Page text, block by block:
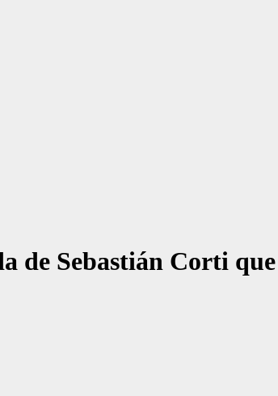
Sebastián Corti